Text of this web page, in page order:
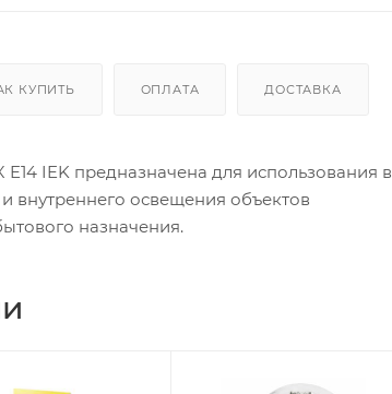
КУПИТЬ ОПЛАТА ДОСТАВКА
IEK предназначена для использования в
внутреннего освещения объектов
назначения.